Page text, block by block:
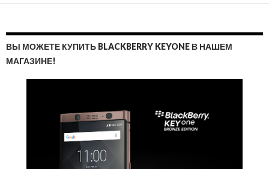
ВЫ МОЖЕТЕ КУПИТЬ BLACKBERRY KEYONE В НАШЕМ
МАГАЗИНЕ!